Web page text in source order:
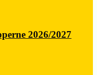
2026/2027